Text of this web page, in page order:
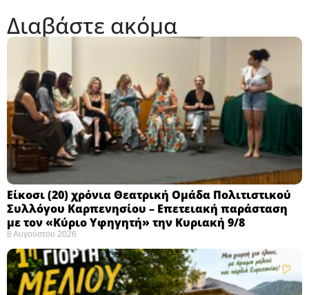
Διαβάστε ακόμα
Eίκοσι (20) χρόνια Θεατρική Ομάδα Πολιτιστικού
Συλλόγου Καρπενησίου – Επετειακή παράσταση
με τον «Κύριο Υφηγητή» την Κυριακή 9/8
8 Αυγούστου 2026